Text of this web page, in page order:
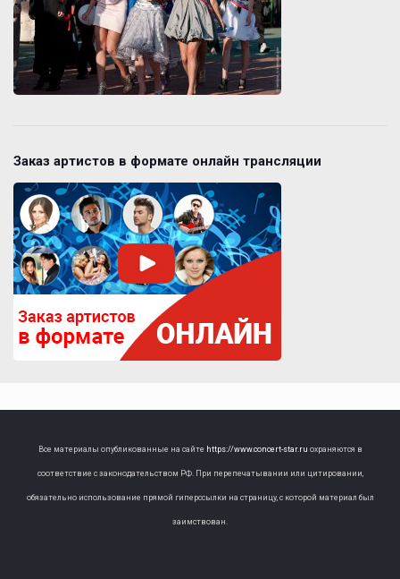
Заказ артистов в формате онлайн трансляции
Все материалы опубликованные на сайте https://www.concert-star.ru охраняются в
соответствие с законодательством РФ. При перепечатывании или цитировании,
обязательно использование прямой гиперссылки на страницу, с которой материал был
заимствован.